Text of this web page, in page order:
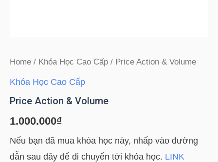
Home / Khóa Học Cao Cấp / Price Action & Volume
Khóa Học Cao Cấp
Price Action & Volume
1.000.000₫
Nếu bạn đã mua khóa học này, nhấp vào đường
dẫn sau đây để di chuyển tới khóa học. LINK